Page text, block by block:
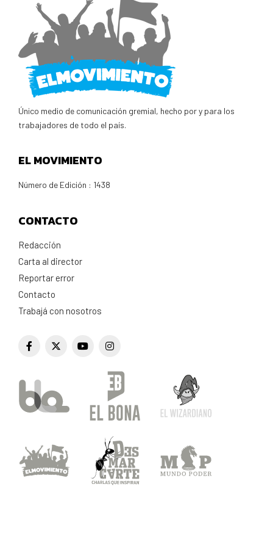
Único medio de comunicación gremial, hecho por y para los
trabajadores de todo el país.
EL MOVIMIENTO
Número de Edición : 1438
CONTACTO
Redacción
Carta al director
Reportar error
Contacto
Trabajá con nosotros